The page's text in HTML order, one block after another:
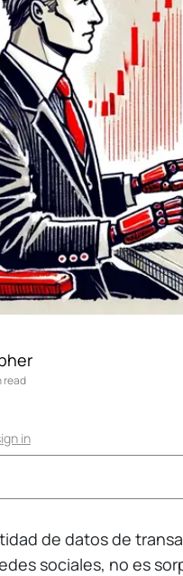
read
in
de datos de
sociales, no es